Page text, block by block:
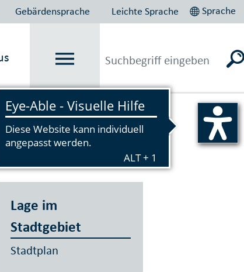
Gebärdensprache Leichte Sprache Sprache
Vorlesen
Lage im
Stadtgebiet
Stadtplan